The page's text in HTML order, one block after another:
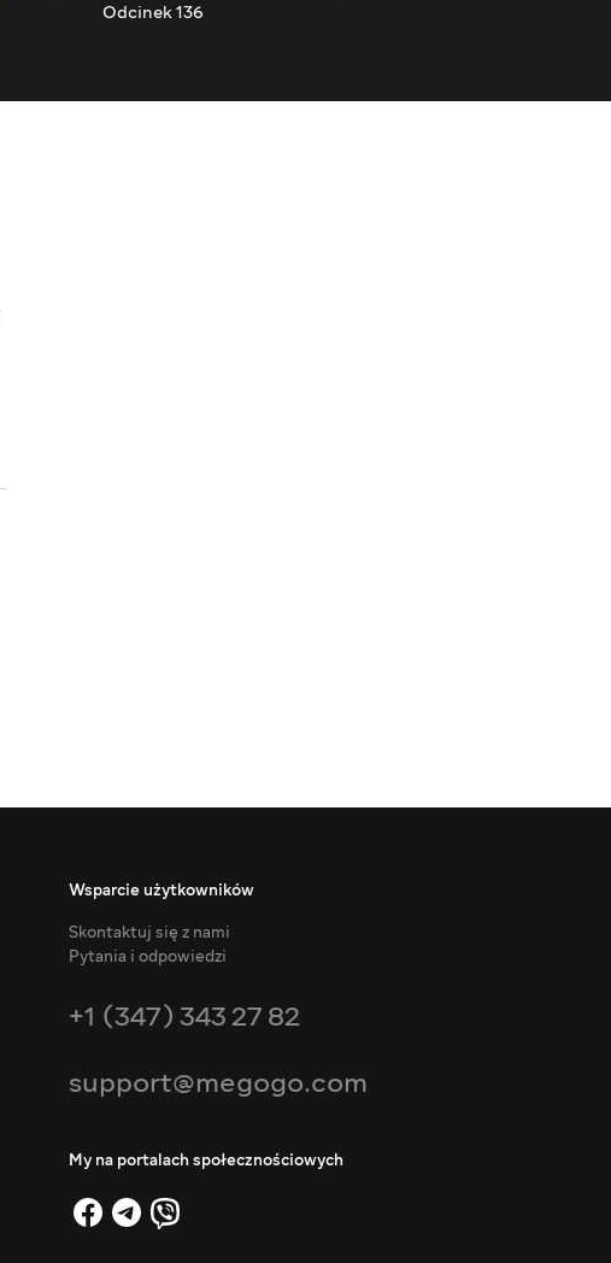
Odcinek 136
Wsparcie użytkowników
Skontaktuj się z nami
Pytania i odpowiedzi
+1 (347) 343 27 82
support@megogo.com
My na portalach społecznościowych